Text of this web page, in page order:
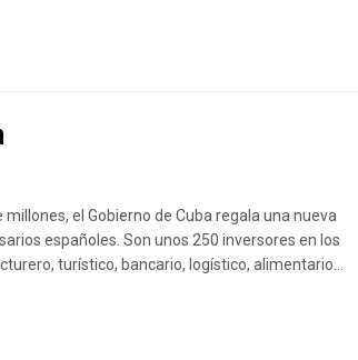
millones, el Gobierno de Cuba regala una nueva
españoles. Son unos 250 inversores en los
turístico, bancario, logístico, alimentario...